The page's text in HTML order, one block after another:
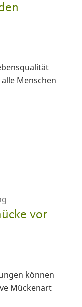
Menschen
vor
können
Mückenart